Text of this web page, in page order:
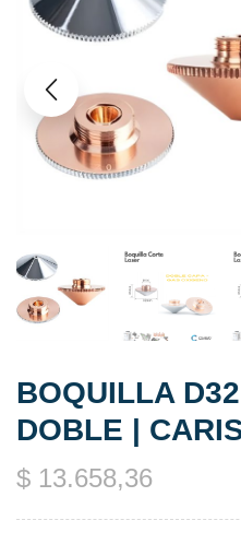
BOQUILLA D32
DOBLE |
$ 13.658,36